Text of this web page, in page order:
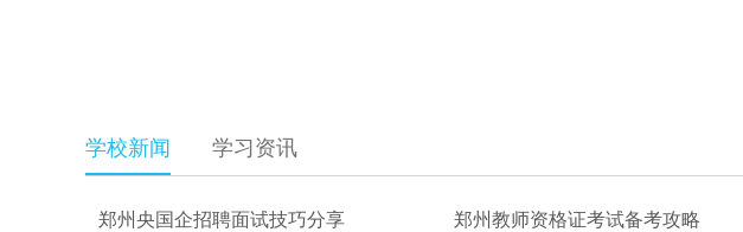
学校新闻 学习资讯
郑州央国企招聘面试技巧分享 郑州教师资格证考试备考攻略